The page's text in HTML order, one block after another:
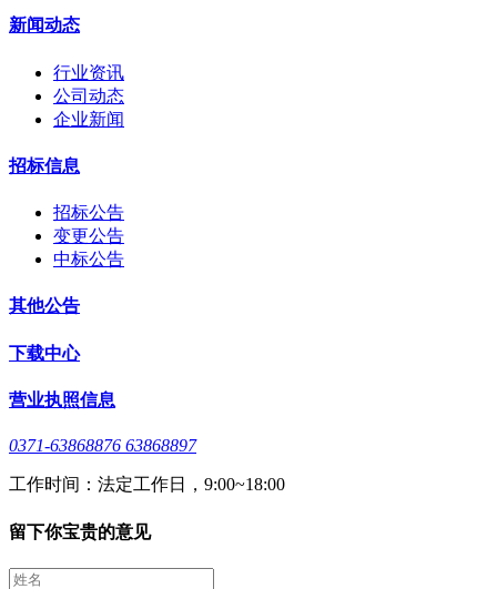
新闻动态
行业资讯
公司动态
企业新闻
招标信息
招标公告
变更公告
中标公告
其他公告
下载中心
营业执照信息
0371-63868876 63868897
工作时间：法定工作日，9:00~18:00
留下你宝贵的意见